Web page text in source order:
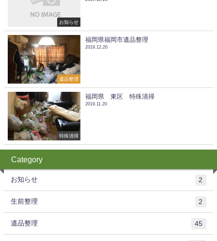
お知らせ
遺品整理
福岡県福岡市遺品整理
2019.12.20
特殊清掃
福岡県 東区 特殊清掃
2019.11.20
Category
お知らせ 2
生前整理 2
遺品整理 45